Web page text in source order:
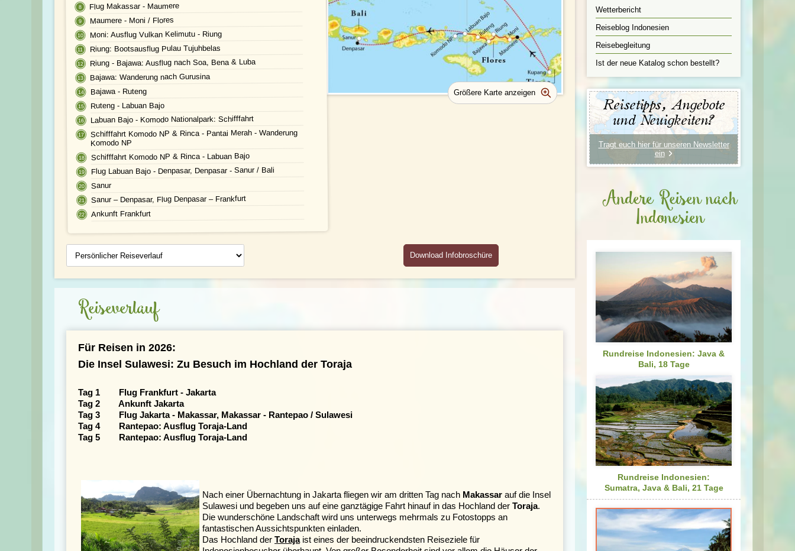
Flug Makassar - Maumere
Maumere - Moni / Flores
Moni: Ausflug Vulkan Kelimutu - Riung
Riung: Bootsausflug Pulau Tujuhbelas
Riung - Bajawa: Ausflug nach Soa, Bena & Luba
Bajawa: Wanderung nach Gurusina
Bajawa - Ruteng
Ruteng - Labuan Bajo
Labuan Bajo - Komodo Nationalpark: Schifffahrt
Schifffahrt Komodo NP & Rinca - Pantai Merah - Wanderung
Komodo NP
Schifffahrt Komodo NP & Rinca - Labuan Bajo
Flug Labuan Bajo - Denpasar, Denpasar - Sanur / Bali
Sanur
Sanur – Denpasar, Flug Denpasar – Frankfurt
Ankunft Frankfurt
Reiseverlauf
Download Infobroschüre
Reiseverlauf
Für Reisen in 2026:
Die Insel Sulawesi: Zu Besuch im Hochland der Toraja
Tag 1 Flug Frankfurt - Jakarta
Tag 2 Ankunft Jakarta
Tag 3 Flug Jakarta - Makassar, Makassar - Rantepao / Sulawesi
Tag 4 Rantepao: Ausflug Toraja-Land
Tag 5 Rantepao: Ausflug Toraja-Land
Nach einer Übernachtung in Jakarta fliegen wir am dritten Tag nach Makassar auf die Insel
Sulawesi und begeben uns auf eine ganztägige Fahrt hinauf in das Hochland der Toraja.
Die wunderschöne Landschaft wird uns unterwegs mehrmals zu Fotostopps an
fantastischen Aussichtspunkten einladen.
Das Hochland der Torajaist eines der beeindruckendsten Reiseziele für
Andere Reisen nach
Indonesien
Rundreise Indonesien: Java &
Bali, 18 Tage
Rundreise Indonesien:
Sumatra, Java & Bali, 21 Tage
Wetterbericht
Reiseblog Indonesien
Reisebegleitung
Ist der neue Katalog schon bestellt?
Reisetipps, Angebote
und Neuigkeiten?
Tragt euch hier für unseren Newsletter
ein